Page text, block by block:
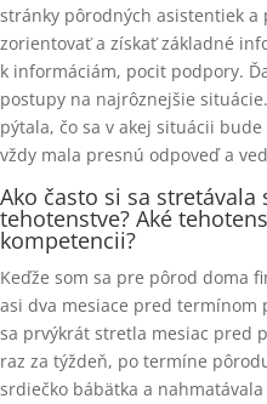
stránky pôrodných asistentiek
zorientovať a získať základné
k informáciám, pocit podpory.
postupy na najrôznejšie
pýtala, čo sa v akej situácii
vždy mala presnú odpoveď a
Ako často si sa
tehotenstve? Aké
kompetencii?
Keďže som sa pre pôrod doma
asi dva mesiace pred termínom
sa prvýkrát stretla mesiac pred
raz za týždeň, po termíne
srdiečko bábätka a